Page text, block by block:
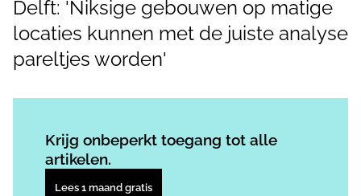
Delft: 'Niksige gebouwen op matige
locaties kunnen met de juiste analyse
pareltjes worden'
Krijg onbeperkt toegang tot alle
artikelen.
Lees 1 maand gratis